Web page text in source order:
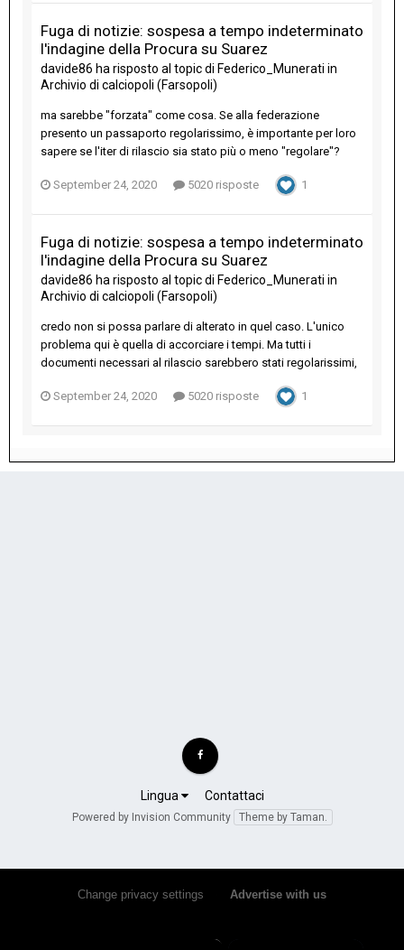
Fuga di notizie: sospesa a tempo indeterminato
l'indagine della Procura su Suarez
davide86 ha risposto al topic di Federico_Munerati in
Archivio di calciopoli (Farsopoli)
ma sarebbe "forzata" come cosa. Se alla federazione
presento un passaporto regolarissimo, è importante per loro
sapere se l'iter di rilascio sia stato più o meno "regolare"?
September 24, 2020 5020 risposte 1
Fuga di notizie: sospesa a tempo indeterminato
l'indagine della Procura su Suarez
davide86 ha risposto al topic di Federico_Munerati in
Archivio di calciopoli (Farsopoli)
credo non si possa parlare di alterato in quel caso. L'unico
problema qui è quella di accorciare i tempi. Ma tutti i
documenti necessari al rilascio sarebbero stati regolarissimi,
September 24, 2020 5020 risposte 1
Lingua Contattaci
Powered by Invision Community Theme by Taman.
Change privacy settings Advertise with us
×